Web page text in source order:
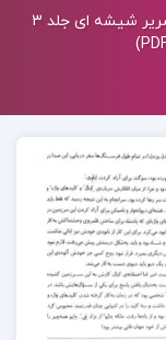
دانلود کتاب الکترونیکی سریر شیشه ای جلد 3